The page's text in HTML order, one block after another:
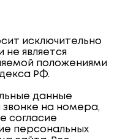
исключительно
является
положениями
РФ.
данные
на номера,
согласие
персональных